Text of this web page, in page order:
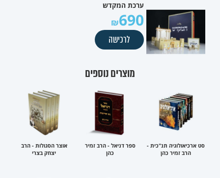
ערכת המקדש
690
לרכישה
מוצרים נוספים
סט ארכיאולוגיה תנ"כית -
הרב זמיר כהן
ספר דניאל - הרב זמיר
כהן
אוצר הסגולות - הרב
יצחק בצרי